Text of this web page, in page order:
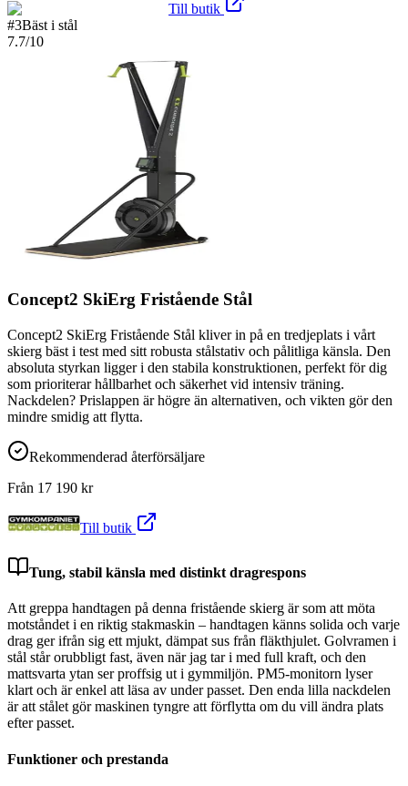
Till butik
#3Bäst i stål
7.7/10
Concept2 SkiErg Fristående Stål
Concept2 SkiErg Fristående Stål kliver in på en tredjeplats i vårt
skierg bäst i test med sitt robusta stålstativ och pålitliga känsla. Den
absoluta styrkan ligger i den stabila konstruktionen, perfekt för dig
som prioriterar hållbarhet och säkerhet vid intensiv träning.
Nackdelen? Prislappen är högre än alternativen, och vikten gör den
mindre smidig att flytta.
Rekommenderad återförsäljare
Från 17 190 kr
Till butik
Tung, stabil känsla med distinkt dragrespons
Att greppa handtagen på denna fristående skierg är som att möta
motståndet i en riktig stakmaskin – handtagen känns solida och varje
drag ger ifrån sig ett mjukt, dämpat sus från fläkthjulet. Golvramen i
stål står orubbligt fast, även när jag tar i med full kraft, och den
mattsvarta ytan ser proffsig ut i gymmiljön. PM5-monitorn lyser
klart och är enkel att läsa av under passet. Den enda lilla nackdelen
är att stålet gör maskinen tyngre att förflytta om du vill ändra plats
efter passet.
Funktioner och prestanda